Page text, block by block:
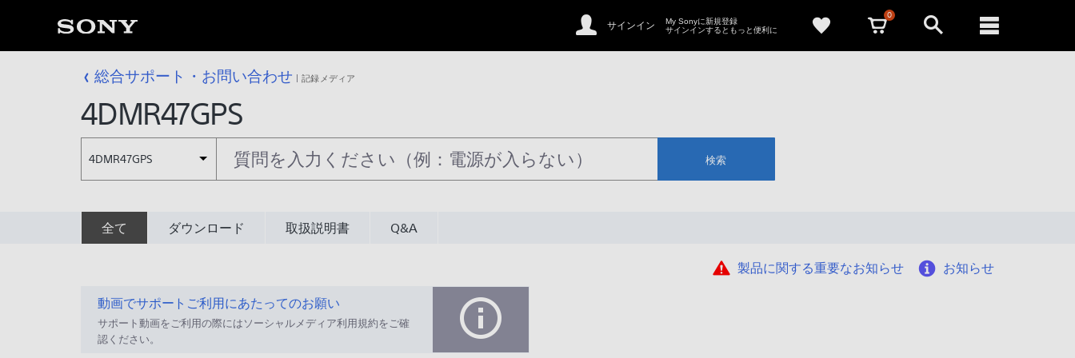
サインイン
My Sonyに新規登録
サインインするともっと便利に
0
総合サポート・お問い合わせ 記録メディア
4DMR47GPS
4DMR47GPS 検索
全て ダウンロード 取扱説明書 Q&A
製品に関する重要なお知らせ お知らせ
動画でサポートご利用にあたってのお願い
サポート動画をご利用の際にはソーシャルメディア利用規約をご確
認ください。